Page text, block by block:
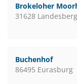
Brokeloher
31628
Buchenhof
86495 Eurasburg